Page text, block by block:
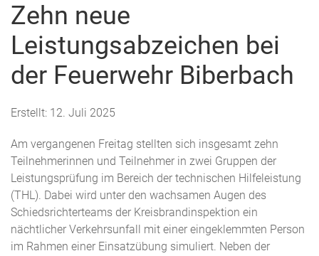
Zehn neue
Leistungsabzeichen bei
der Feuerwehr Biberbach
Erstellt: 12. Juli 2025
Am vergangenen Freitag stellten sich insgesamt zehn
Teilnehmerinnen und Teilnehmer in zwei Gruppen der
Leistungsprüfung im Bereich der technischen Hilfeleistung
(THL). Dabei wird unter den wachsamen Augen des
Schiedsrichterteams der Kreisbrandinspektion ein
nächtlicher Verkehrsunfall mit einer eingeklemmten Person
im Rahmen einer Einsatzübung simuliert. Neben der